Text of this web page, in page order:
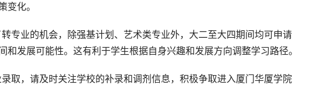
变化。
专业的机会，除强基计划、艺术类专业外，大二至大四期间均可申请
发展可能性。这有利于学生根据自身兴趣和发展方向调整学习路径。
取，请及时关注学校的补录和调剂信息，积极争取进入厦门华厦学院